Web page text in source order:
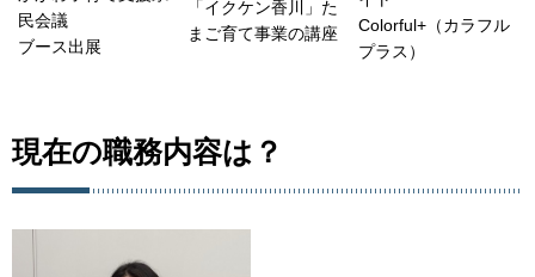
民会議
ブース出展
「イクケン香川」た
まご育て事業の講座
Colorful+（カラフル
プラス）
現在の職務内容は？